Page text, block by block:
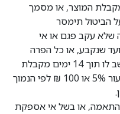
ייעשה תוך 14 ימים מקבלת המוצר, או מסמך
הביטול תימסר
שלא עקב פגם או אי
שנקבע, או כל הפרה
אחרת של החוזה, כספו של הצרכן יושב לו תוך 14 ימים מקבלת
הודעת הביטול, למעט דמי ביטול בשיעור 5% או 100 ₪ לפי הנמוך
התאמה, או בשל אי אספקת